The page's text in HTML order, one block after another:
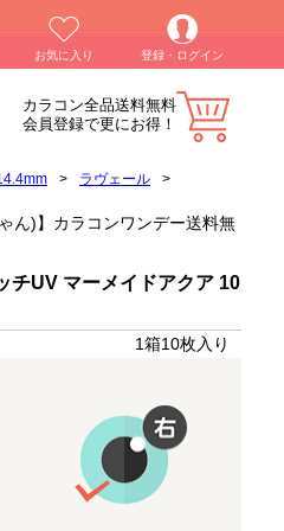
お気に入り 登録・ログイン
カラコン全品送料無料
会員登録で更にお得！
> ラヴェール
>
ん)】カラコンワンデー送料無
チUV マーメイドアクア 10
1箱10枚入り